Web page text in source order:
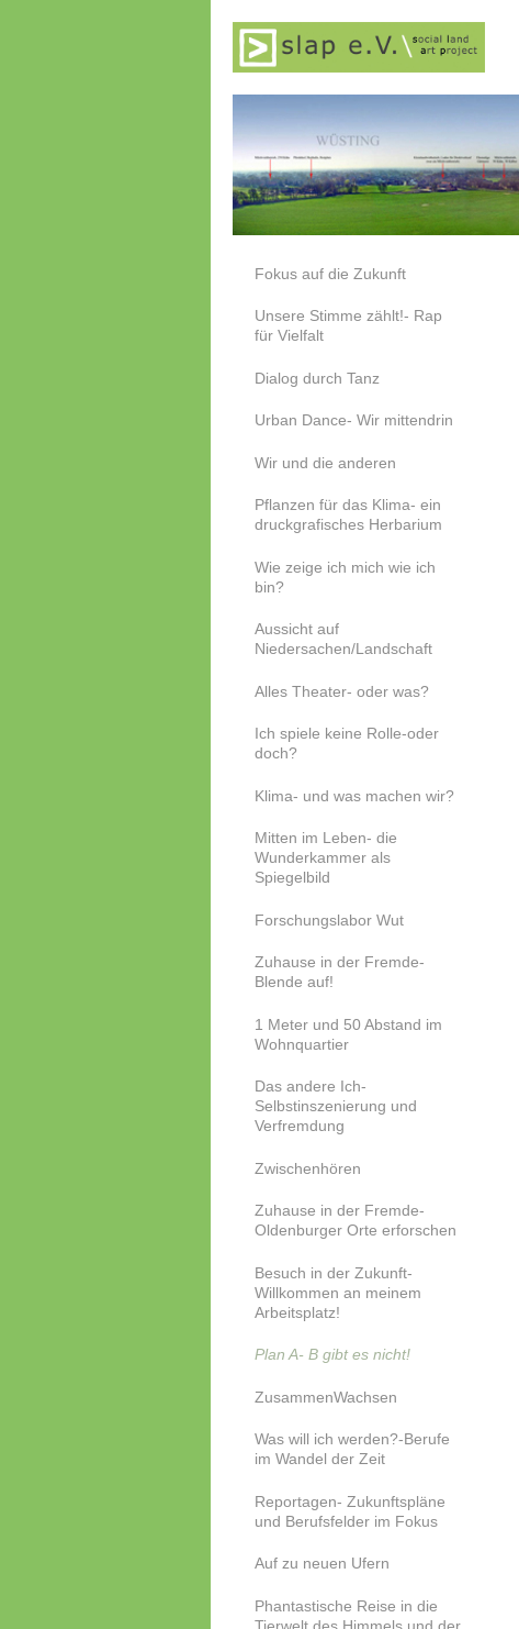
Fokus auf die Zukunft
Unsere Stimme zählt!- Rap
für Vielfalt
Dialog durch Tanz
Urban Dance- Wir mittendrin
Wir und die anderen
Pflanzen für das Klima- ein
druckgrafisches Herbarium
Wie zeige ich mich wie ich
bin?
Aussicht auf
Niedersachen/Landschaft
Alles Theater- oder was?
Ich spiele keine Rolle-oder
doch?
Klima- und was machen wir?
Mitten im Leben- die
Wunderkammer als
Spiegelbild
Forschungslabor Wut
Zuhause in der Fremde-
Blende auf!
1 Meter und 50 Abstand im
Wohnquartier
Das andere Ich-
Selbstinszenierung und
Verfremdung
Zwischenhören
Zuhause in der Fremde-
Oldenburger Orte erforschen
Besuch in der Zukunft-
Willkommen an meinem
Arbeitsplatz!
Plan A- B gibt es nicht!
ZusammenWachsen
Was will ich werden?-Berufe
im Wandel der Zeit
Reportagen- Zukunftspläne
und Berufsfelder im Fokus
Auf zu neuen Ufern
Phantastische Reise in die
Tierwelt des Himmels und der